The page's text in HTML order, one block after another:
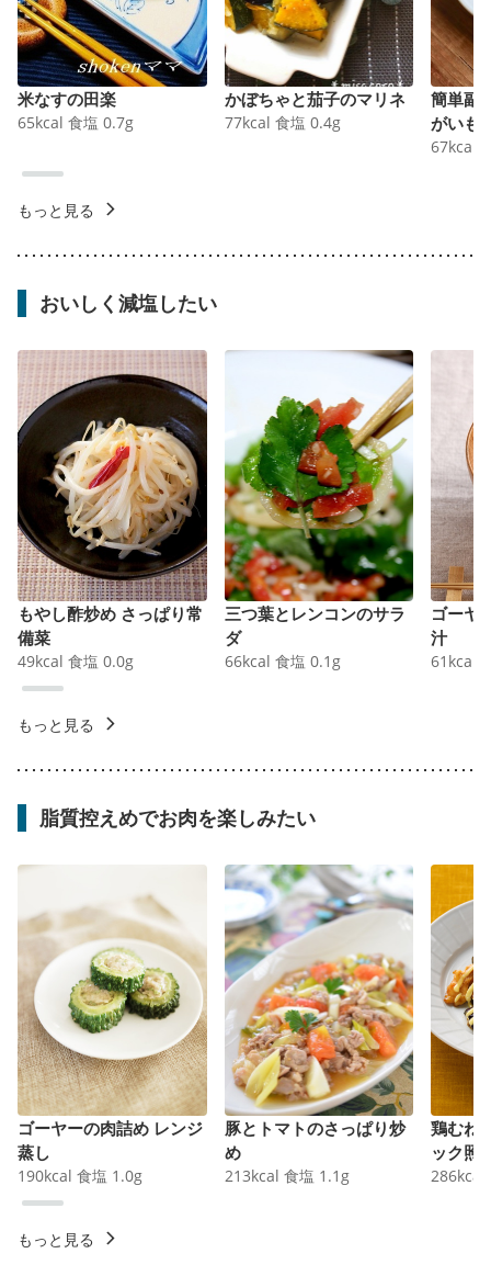
米なすの田楽
65kcal 食塩 0.7g
かぼちゃと茄子のマリネ
77kcal 食塩 0.4g
簡単副
がいも
67kcal
もっと見る
おいしく減塩したい
もやし酢炒め さっぱり常
備菜
49kcal 食塩 0.0g
三つ葉とレンコンのサラ
ダ
66kcal 食塩 0.1 g
ゴーヤ
汁
61 kcal
もっと見る
脂質控えめでお肉を楽しみたい
ゴーヤーの肉詰め レンジ
蒸し
190kcal 食塩 1.0g
豚とトマトのさっぱり炒
め
213kcal 食塩 1.1 g
鶏むね
ック照
286kcal
もっと見る